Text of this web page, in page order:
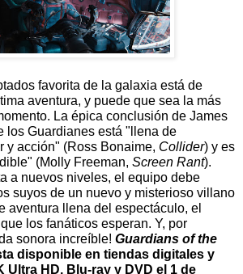
favorita de la galaxia está de
aventura, y puede que sea la más
La épica conclusión de James
los Guardianes está "llena de
y acción" (Ross Bonaime, Collider) y es
(Molly Freeman, Screen Rant).
a nuevos niveles, el equipo debe
suyos de un nuevo y misterioso villano
aventura llena del espectáculo, el
los fanáticos esperan. Y, por
sonora increíble! Guardians of the
disponible en tiendas digitales y
Ultra HD, Blu-ray y DVD el 1 de